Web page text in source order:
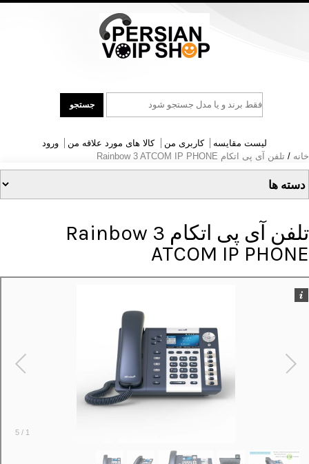
جست
و
جستجو
لیست مقایسه کاربری من کالا های مورد علاقه من
ورود
خانه / تلفن آی پی اتکام Rainbow 3 ATCOM IP PHONE
تلفن آی پی اتکام Rainbow 3
ATCOM IP PHONE
1
/
5